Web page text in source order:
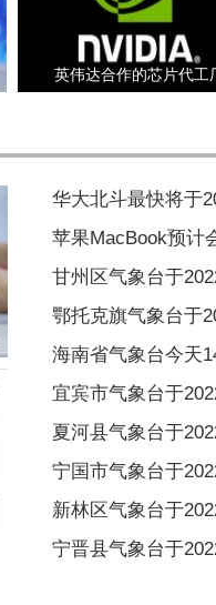
英伟达合作的芯片代工
华大北斗最快将于
苹果MacBook预计
甘州区气象台于
鄂托克旗气象台于
海南省气象台今天
宜宾市气象台于
夏河县气象台于
宁国市气象台于
新林区气象台于
宁晋县气象台于